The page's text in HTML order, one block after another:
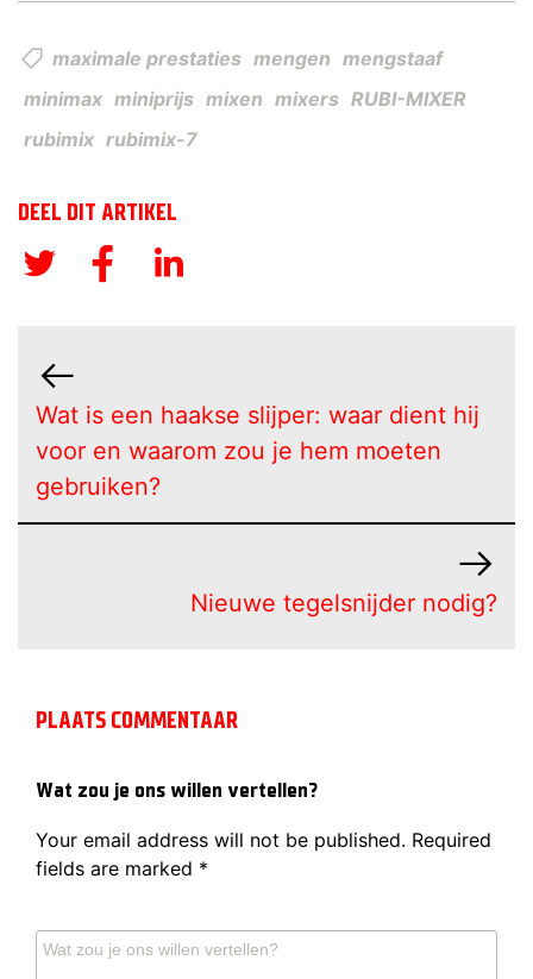
maximale prestaties mengen mengstaaf
minimax miniprijs mixen mixers RUBI-MIXER
rubimix rubimix-7
DEEL DIT ARTIKEL
Wat is een haakse slijper: waar dient hij
voor en waarom zou je hem moeten
gebruiken?
Nieuwe tegelsnijder nodig?
PLAATS COMMENTAAR
Wat zou je ons willen vertellen?
Your email address will not be published. Required
fields are marked *